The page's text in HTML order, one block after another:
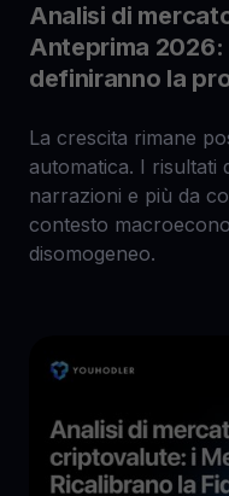
Analisi di
Anteprima
definiranno la
La crescita rimane
automatica. I risultati
narrazioni e più da
contesto
disomogeneo.